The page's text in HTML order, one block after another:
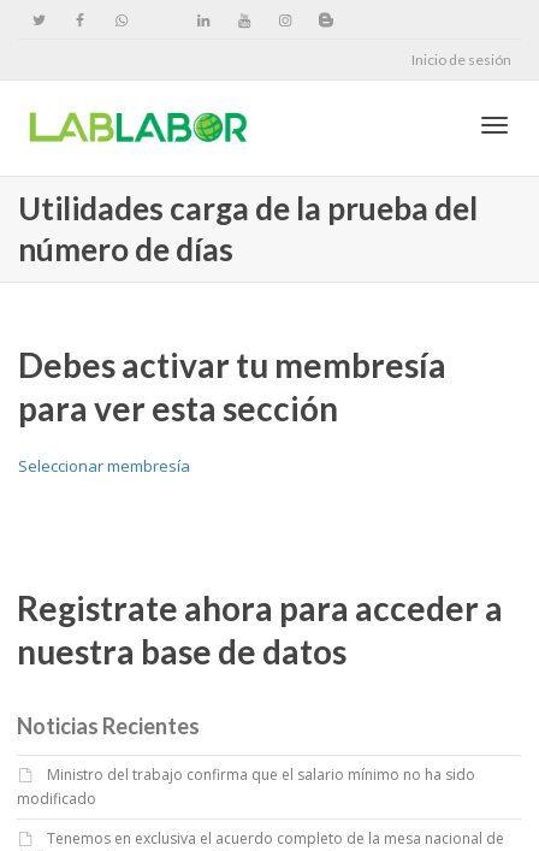
Inicio de sesión
Utilidades carga de la prueba del
número de días
Debes activar tu membresía
para ver esta sección
Seleccionar membresía
Registrate ahora para acceder a
nuestra base de datos
Noticias Recientes
Ministro del trabajo confirma que el salario mínimo no ha sido
modificado
Tenemos en exclusiva el acuerdo completo de la mesa nacional de